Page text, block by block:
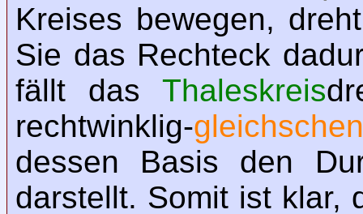
Kreises bewegen,
Sie das Rechteck
fällt dasThaleskreis
rechtwinklig-
dessen Basis den
darstellt. Somit ist klar,